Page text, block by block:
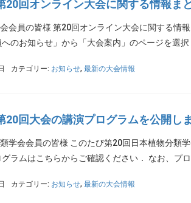
20回オンライン大会に関する情報ま
会員の皆様 第20回オンライン大会に関する情
のお知らせ」から「大会案内」のページを選
カテゴリー: お知らせ, 最新の大会情報
20回大会の講演プログラムを公開し
学会会員の皆様 このたび第20回日本植物分類
グラムはこちらからご確認ください． なお、プ
カテゴリー: お知らせ, 最新の大会情報